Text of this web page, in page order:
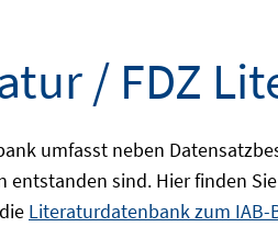
/ FDZ
umfasst neben
entstanden sind. Hier finden Sie
Literaturdatenbank zum IAB-